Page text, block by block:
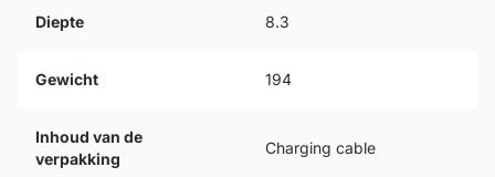
Diepte 8.3
Gewicht 194
Inhoud van de
verpakking
Charging cable